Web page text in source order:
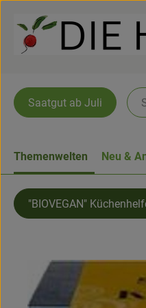
Saatgut ab Juli
Themenwelten Neu &
"BIOVEGAN"